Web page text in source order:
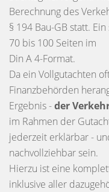
Berechnung des
§ 194 Bau-GB statt.
70 bis 100 Seiten im
Din A 4-Format.
Da ein Vollgutachten
Finanzbehörden
Ergebnis -der
im Rahmen der
jederzeit erklärbar -
nachvollziehbar sein.
Hierzu ist eine
inklusive aller